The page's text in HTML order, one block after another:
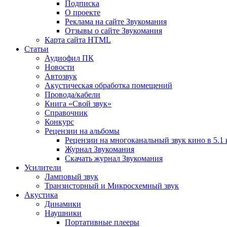
Подписка
О проекте
Реклама на сайте Звукомания
Отзывы о сайте Звукомания
Карта сайта HTML
Статьи
Аудиофил ПК
Новости
Автозвук
Акустическая обработка помещений
Провода/кабели
Книга «Свой звук»
Справочник
Конкурс
Рецензии на альбомы
Рецензии на многоканальный звук кино в 5.1
Журнал Звукомания
Скачать журнал Звукомания
Усилители
Ламповый звук
Транзисторный и Микросхемный звук
Акустика
Динамики
Наушники
Портативные плееры